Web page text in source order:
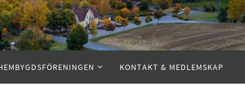
KONTAKT & MEDLEMSKAP